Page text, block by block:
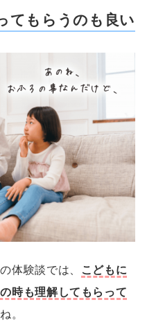
てもらうのも良い
体験談では、
こどもに
時も理解してもらって
。